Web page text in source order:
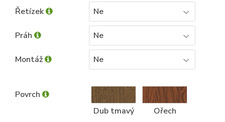
Řetízek Ne
Práh Ne
Montáž Ne
Povrch
Dub tmavý
Ořech